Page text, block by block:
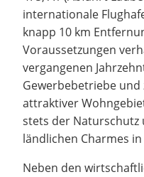
internationale
knapp 10 km
Voraussetzungen
vergangenen
Gewerbebetriebe und
attraktiver
stets der Naturschutz
ländlichen Charmes
Neben den